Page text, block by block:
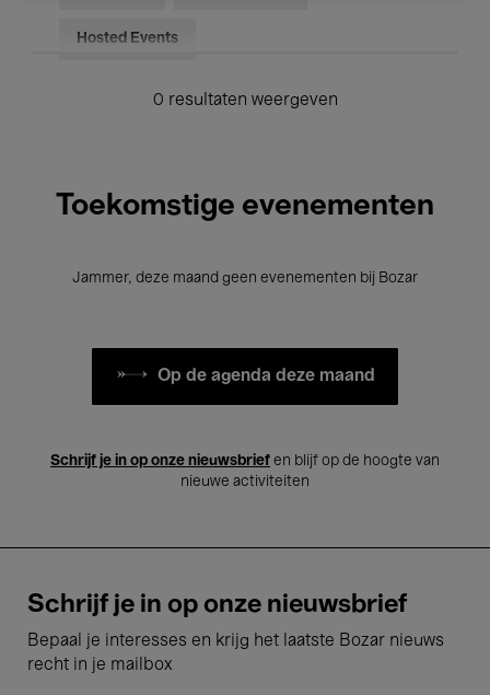
Hosted Events
0 resultaten weergeven
Toekomstige evenementen
Jammer, deze maand geen evenementen bij Bozar
Op de agenda deze maand
Schrijf je in op onze nieuwsbrief en blijf op de hoogte van
nieuwe activiteiten
Schrijf je in op onze nieuwsbrief
Bepaal je interesses en krijg het laatste Bozar nieuws
recht in je mailbox